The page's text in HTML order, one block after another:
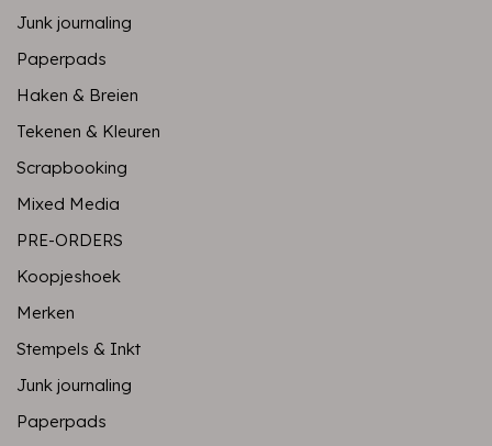
Junk journaling
Paperpads
Haken & Breien
Tekenen & Kleuren
Scrapbooking
Mixed Media
PRE-ORDERS
Koopjeshoek
Merken
Stempels & Inkt
Junk journaling
Paperpads